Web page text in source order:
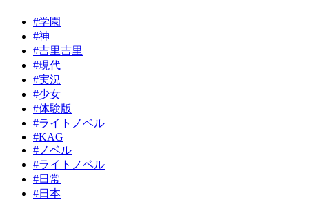
#学園
#神
#吉里吉里
#現代
#実況
#少女
#体験版
#ライトノベル
#KAG
#ノベル
#ライトノベル
#日常
#日本